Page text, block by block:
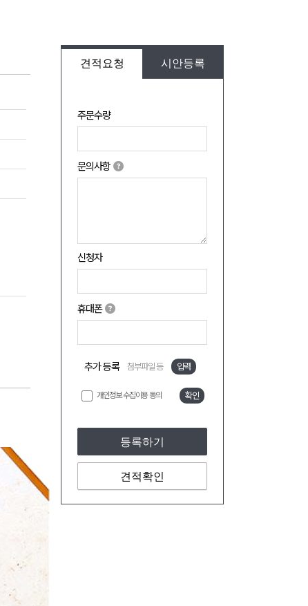
견적요청 시안등록
주문수량
문의사항
신청자
휴대폰
추가 등록 첨부파일 등 입력
개인정보 수집이용 동의 확인
등록하기
견적확인